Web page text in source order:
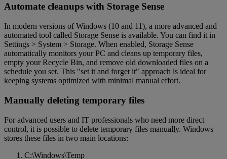
Automate cleanups with Storage Sense
In modern versions of Windows (10 and 11), a more advanced and
automated tool called Storage Sense is available. You can find it in
Settings > System > Storage. When enabled, Storage Sense
automatically monitors your PC and cleans up temporary files,
empty your Recycle Bin, and remove old downloaded files on a
schedule you set. This "set it and forget it" approach is ideal for
keeping systems optimized with minimal manual effort.
Manually deleting temporary files
For advanced users and IT professionals who need more direct
control, it is possible to delete temporary files manually. Windows
stores these files in two main locations:
C:\Windows\Temp